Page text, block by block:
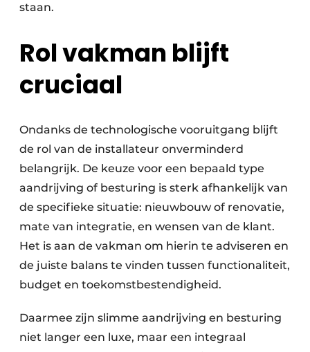
staan.
Rol vakman blijft
cruciaal
Ondanks de technologische vooruitgang blijft
de rol van de installateur onverminderd
belangrijk. De keuze voor een bepaald type
aandrijving of besturing is sterk afhankelijk van
de specifieke situatie: nieuwbouw of renovatie,
mate van integratie, en wensen van de klant.
Het is aan de vakman om hierin te adviseren en
de juiste balans te vinden tussen functionaliteit,
budget en toekomstbestendigheid.
Daarmee zijn slimme aandrijving en besturing
niet langer een luxe, maar een integraal